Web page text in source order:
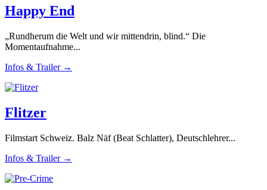
Happy End
„Rundherum die Welt und wir mittendrin, blind.“ Die
Momentaufnahme...
Infos & Trailer →
Flitzer
Filmstart Schweiz. Balz Näf (Beat Schlatter), Deutschlehrer...
Infos & Trailer →